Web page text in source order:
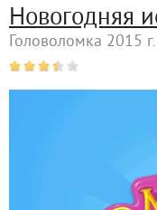
Новогодняя
Головоломка 2015 г.